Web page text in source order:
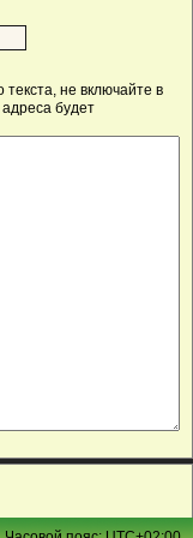
не включайте в
будет